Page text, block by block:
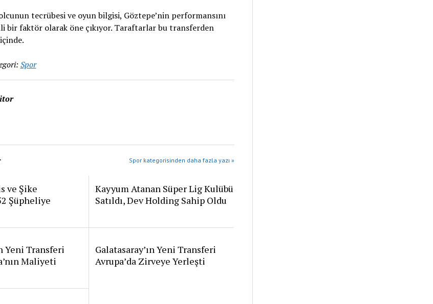
tecrübesi ve oyun bilgisi, Göztepe’nin performansını
bir faktör olarak öne çıkıyor. Taraftarlar bu transferden
Spor
Spor kategorisinden daha fazla yazı »
ve Şike
Şüpheliye
Kayyum Atanan Süper Lig Kulübü
Satıldı, Dev Holding Sahip Oldu
Yeni Transferi
Maliyeti
Galatasaray’ın Yeni Transferi
Avrupa’da Zirveye Yerleşti